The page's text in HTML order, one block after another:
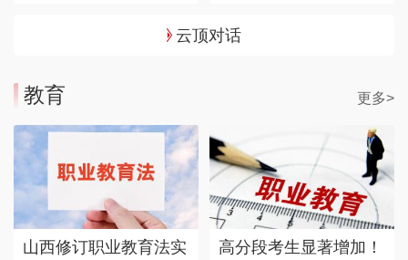
云顶对话
教育 更多>
山西修订职业教育法实
高分段考生显著增加！